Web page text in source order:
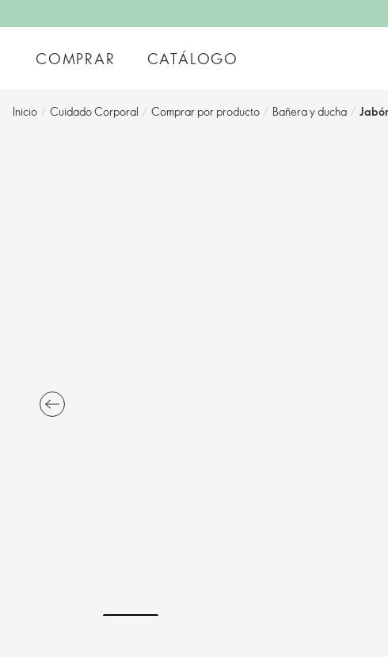
COMPRAR CATÁLOGO
Inicio / Cuidado Corporal / Comprar por producto / Bañera y ducha /